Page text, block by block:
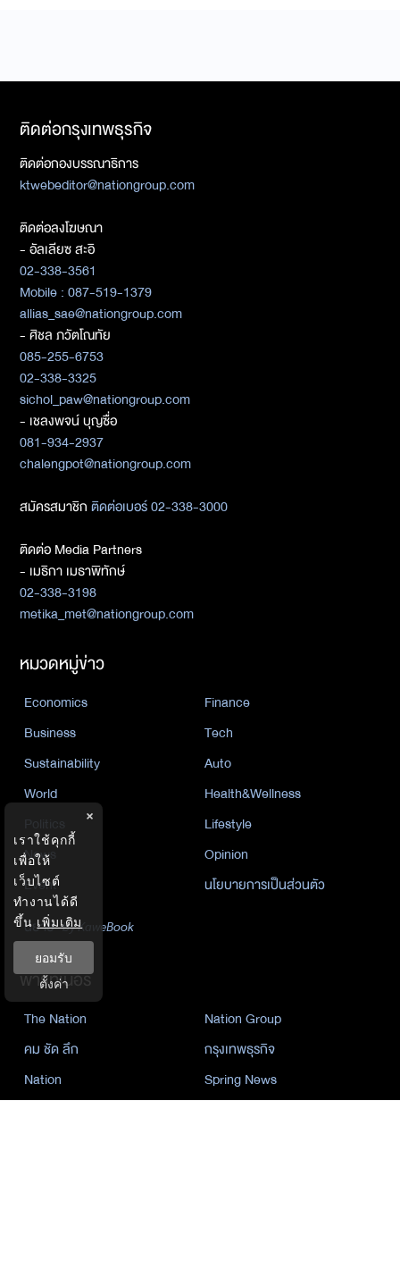
ติดต่อกรุงเทพธุรกิจ
ติดต่อกองบรรณาธิการ
ktwebeditor@nationgroup.com
ติดต่อลงโฆษณา
- อัลเลียซ สะอิ
02-338-3561
Mobile : 087-519-1379
allias_sae@nationgroup.com
- ศิชล ภวัตโณทัย
085-255-6753
02-338-3325
sichol_paw@nationgroup.com
- เชลงพจน์ บุญซื่อ
081-934-2937
chalengpot@nationgroup.com
สมัครสมาชิกติดต่อเบอร์ 02-338-3000
ติดต่อ Media Partners
- เมธิกา เมธาพิทักษ์
02-338-3198
metika_met@nationgroup.com
หมวดหมู่ข่าว
Economics
Finance
Business
Tech
Sustainability
Auto
World
Health&Wellness
Lifestyle
News
Opinion
Event
นโยบายการเป็นส่วนตัว
นิยาย by KaweBook
พาร์ทเนอร์
The Nation
Nation Group
คม ชัด ลึก
กรุงเทพธุรกิจ
Nation
Spring News
×
เราใช้คุกกี้
เพื่อให้
เว็บไซต์
ทำงานได้ดี
ขึ้น เพิ่มเติม
ยอมรับ
ตั้งค่า